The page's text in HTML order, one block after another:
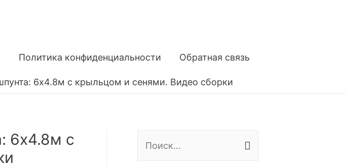
Политика конфиденциальности Обратная связь
6х4.8м с крыльцом и сенями. Видео сборки
6х4.8м с